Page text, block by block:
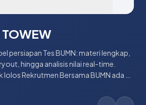
hingga analisis nilai real-time.
Rekrutmen Bersama BUMN ada di